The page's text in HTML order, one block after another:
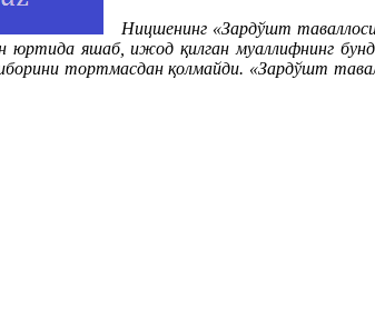
Ницшенинг «Зардўшт
яшаб, ижод қилган муаллифнинг
тортмасдан қолмайди. «Зардўшт